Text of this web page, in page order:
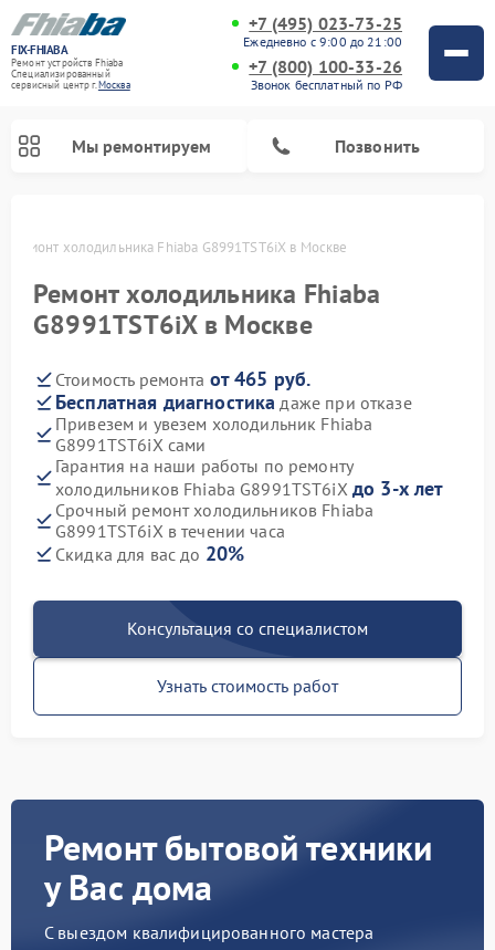
FIX-FHIABA
Ремонт устройств Fhiaba
Специализированный
cервисный центр г.Москва
+7 (495) 023-73-25
Ежедневно с 9:00 до 21:00
+7 (800) 100-33-26
Звонок бесплатный по РФ
Мы ремонтируем Позвонить
Ремонт холодильника Fhiaba G8991TST6iX в Москве
Ремонт холодильника Fhiaba
G8991TST6iX в Москве
Стоимость ремонта от 465 руб.
Бесплатная диагностика даже при отказе
Привезем и увезем холодильник Fhiaba
G8991TST6iX сами
Гарантия на наши работы по ремонту
холодильников Fhiaba G8991TST6iX до 3-х лет
Срочный ремонт холодильников Fhiaba
G8991TST6iX в течении часа
Скидка для вас до 20%
Консультация со специалистом
Узнать стоимость работ
Ремонт бытовой техники
у Вас дома
С выездом квалифицированного мастера